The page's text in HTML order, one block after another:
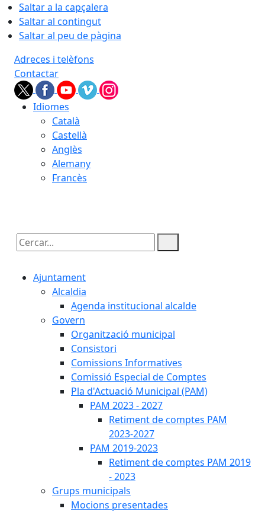
Saltar a la capçalera
Saltar al contingut
Saltar al peu de pàgina
Adreces i telèfons
Contactar
Idiomes
Català
Castellà
Anglès
Alemany
Francès
Cercar:
Ajuntament
Alcaldia
Agenda institucional alcalde
Govern
Organització municipal
Consistori
Comissions Informatives
Comissió Especial de Comptes
Pla d'Actuació Municipal (PAM)
PAM 2023 - 2027
Retiment de comptes PAM
2023-2027
PAM 2019-2023
Retiment de comptes PAM 2019
- 2023
Grups municipals
Mocions presentades